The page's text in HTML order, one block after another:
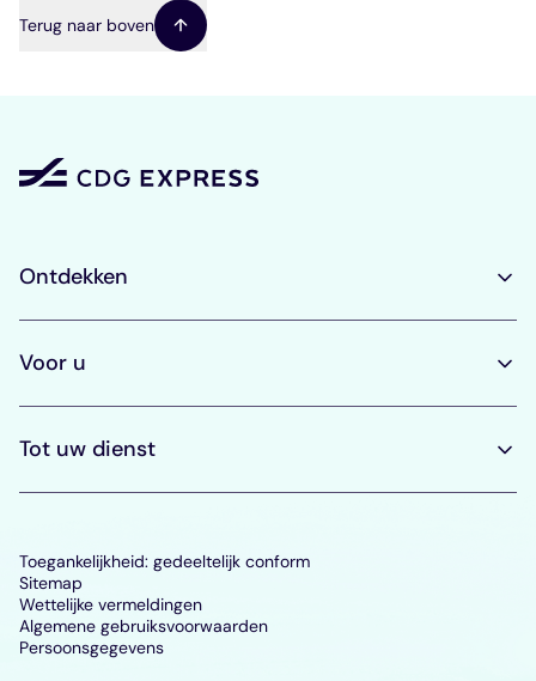
Terug naar boven
Ontdekken
Voor u
Tot uw dienst
Toegankelijkheid: gedeeltelijk conform
Sitemap
Wettelijke vermeldingen
Algemene gebruiksvoorwaarden
Persoonsgegevens